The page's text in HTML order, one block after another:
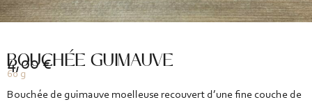
BOUCHÉE GUIMAUVE
4,00€
60 g
Bouchée de guimauve moelleuse recouvert d’une fine couche de